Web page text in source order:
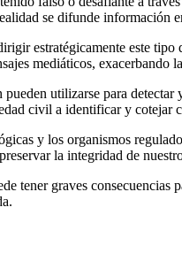
se difunde
estratégicamente este
mediáticos, exacerbando
utilizarse para
civil a identificar y cotejar
y los organismos
la integridad de
tener graves